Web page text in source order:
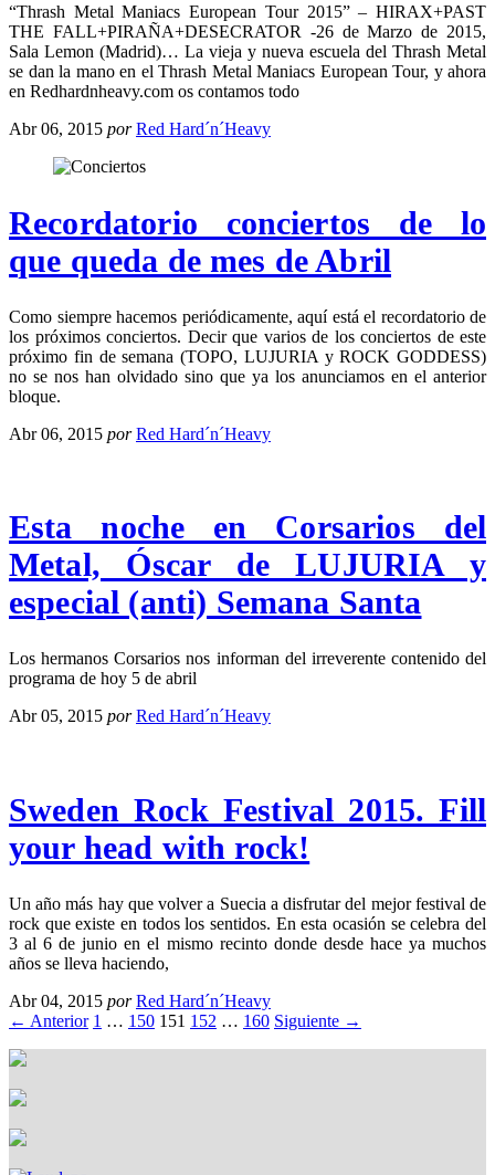
“Thrash Metal Maniacs European Tour 2015” – HIRAX+PAST
THE FALL+PIRAÑA+DESECRATOR -26 de Marzo de 2015,
Sala Lemon (Madrid)… La vieja y nueva escuela del Thrash Metal
se dan la mano en el Thrash Metal Maniacs European Tour, y ahora
en Redhardnheavy.com os contamos todo
Abr 06, 2015 por Red Hard´n´Heavy
Recordatorio conciertos de lo
que queda de mes de Abril
Como siempre hacemos periódicamente, aquí está el recordatorio de
los próximos conciertos. Decir que varios de los conciertos de este
próximo fin de semana (TOPO, LUJURIA y ROCK GODDESS)
no se nos han olvidado sino que ya los anunciamos en el anterior
bloque.
Abr 06, 2015 por Red Hard´n´Heavy
Esta noche en Corsarios del
Metal, Óscar de LUJURIA y
especial (anti) Semana Santa
Los hermanos Corsarios nos informan del irreverente contenido del
programa de hoy 5 de abril
Abr 05, 2015 por Red Hard´n´Heavy
Sweden Rock Festival 2015. Fill
your head with rock!
Un año más hay que volver a Suecia a disfrutar del mejor festival de
rock que existe en todos los sentidos. En esta ocasión se celebra del
3 al 6 de junio en el mismo recinto donde desde hace ya muchos
años se lleva haciendo,
Abr 04, 2015 por Red Hard´n´Heavy
← Anterior 1 … 150 151 152 … 160 Siguiente →